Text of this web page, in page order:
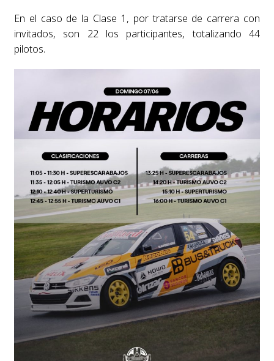
En el caso de la Clase 1, por tratarse de carrera con
invitados, son 22 los participantes, totalizando 44
pilotos.